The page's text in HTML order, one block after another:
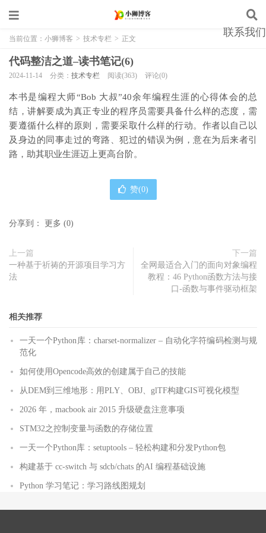
联系我们
当前位置： 小狮博客 > 技术专栏 > 正文
代码整洁之道–读书笔记(6)
2024-11-14 分类： 技术专栏 阅读(363) 评论(0)
本书是编程大师“Bob 大叔”40余年编程生涯的心得体会的总
结，讲解要成为真正专业的程序员需要具备什么样的态度，需
要遵循什么样的原则，需要采取什么样的行动。作者以自己以
及身边的同事走过的弯路、犯过的错误为例，意在为后来者引
路，助其职业生涯迈上更高台阶。
赞(0)
分享到： 更多 (0)
上一篇
一种基于祈祷的开源项目学习方
法
下一篇
全网最适合入门的面向对象编程
教程：46 Python函数方法与接
口-函数与事件驱动框架
相关推荐
一天一个Python库：charset-normalizer – 自动化字符编码检测与规
范化
如何使用Opencode高效的创建属于自己的技能
从DEM到三维地形：用PLY、OBJ、glTF构建GIS可视化模型
2026 年，macbook air 2015 升级硬盘注意事项
STM32之控制变量与函数的存储位置
一天一个Python库：setuptools – 轻松构建和分发Python包
构建基于 cc-switch 与 sdcb/chats 的AI 编程基础设施
Python 学习笔记：学习路线图规划